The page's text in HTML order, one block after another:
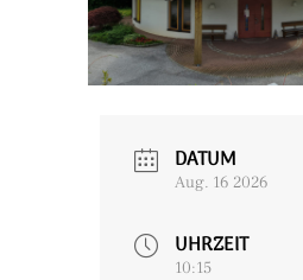
DATUM
Aug. 16 2026
UHRZEIT
10:15